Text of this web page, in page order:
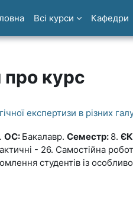
Всі курси Кафедри
про курс
експертизи в різних
ОС: Бакалавр. Семестр: 8.
- 26. Самостійна
студентів із